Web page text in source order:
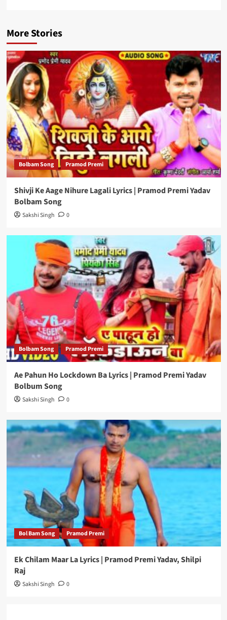
More Stories
Bolbam Song Pramod Premi
Shivji Ke Aage Nihure Lagali Lyrics | Pramod Premi Yadav
Bolbam Song
Sakshi Singh 0
Bolbam Song Pramod Premi
Ae Pahun Ho Lockdown Ba Lyrics | Pramod Premi Yadav
Bolbum Song
Sakshi Singh 0
Bol Bam Song Pramod Premi
Ek Chilam Maar La Lyrics | Pramod Premi Yadav, Shilpi
Raj
Sakshi Singh 0